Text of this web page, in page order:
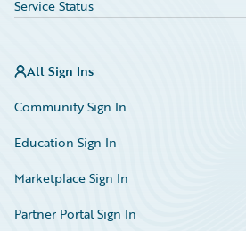
Service Status
All Sign Ins
Community Sign In
Education Sign In
Marketplace Sign In
Partner Portal Sign In